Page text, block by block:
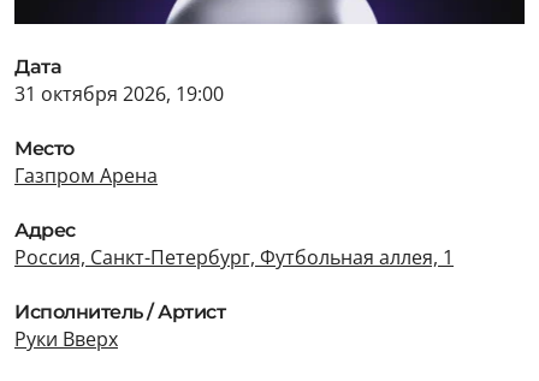
Дата
31 октября 2026, 19:00
Место
Газпром Арена
Адрес
Россия, Санкт-Петербург, Футбольная аллея, 1
Исполнитель / Артист
Руки Вверх